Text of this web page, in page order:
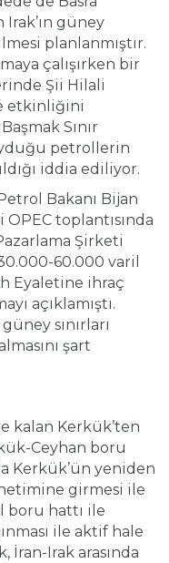
güney
planlanmıştır.
çalışırken bir
Şii Hilali
etkinliğini
Sınır
petrollerin
iddia ediliyor.
Bakanı Bijan
toplantısında
Şirketi
60.000 varil
Eyaletine ihraç
açıklamıştı.
sınırları
şart
kalan Kerkük’ten
Ceyhan boru
Kerkük’ün yeniden
girmesi ile
boru hattı ile
ile aktif hale
İran-Irak arasında